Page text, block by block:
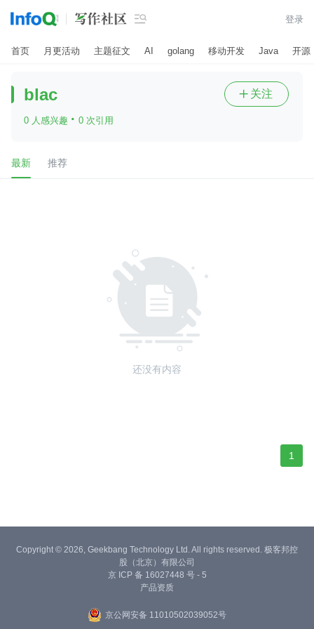
 登录
首页 月更活动 主题征文 AI golang 移动开发 Java 开源
blac
0 人感兴趣 · 0 次引用
 关注
最新 推荐
还没有内容
1
Copyright © 2026, Geekbang Technology Ltd. All rights reserved. 极客邦控
股（北京）有限公司
京 ICP 备 16027448 号 - 5
产品资质
京公网安备 11010502039052号